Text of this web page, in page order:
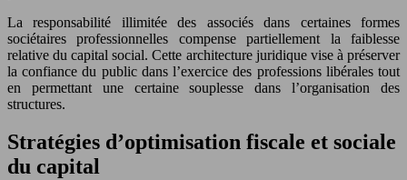
La responsabilité illimitée des associés dans certaines formes
sociétaires professionnelles compense partiellement la faiblesse
relative du capital social. Cette architecture juridique vise à préserver
la confiance du public dans l’exercice des professions libérales tout
en permettant une certaine souplesse dans l’organisation des
structures.
Stratégies d’optimisation fiscale et sociale
du capital